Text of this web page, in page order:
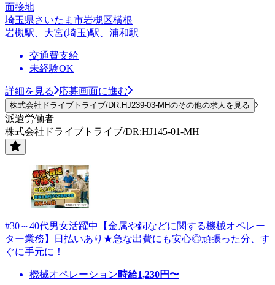
面接地
埼玉県さいたま市岩槻区横根
岩槻駅、大宮(埼玉)駅、浦和駅
交通費支給
未経験OK
詳細を見る 応募画面に進む
株式会社ドライブトライブ/DR:HJ239-03-MHのその他の求人を見る
派遣労働者
株式会社ドライブトライブ/DR:HJ145-01-MH
#30～40代男女活躍中【金属や銅などに関する機械オペレー
ター業務】日払いあり★急な出費にも安心◎頑張った分、す
ぐに手元に！
機械オペレーション時給1,230円〜